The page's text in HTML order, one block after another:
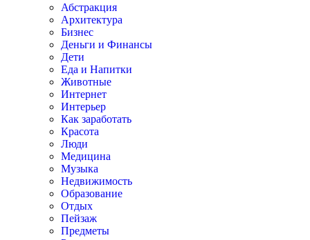
Абстракция
Архитектура
Бизнес
Деньги и Финансы
Дети
Еда и Напитки
Животные
Интернет
Интерьер
Как заработать
Красота
Люди
Медицина
Музыка
Недвижимость
Образование
Отдых
Пейзаж
Предметы